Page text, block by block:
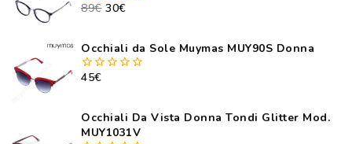
0
5
89€ 30€
Occhiali da Sole Muymas MUY90S Donna
0
5
45€
Occhiali Da Vista Donna Tondi Glitter Mod.
MUY1031V